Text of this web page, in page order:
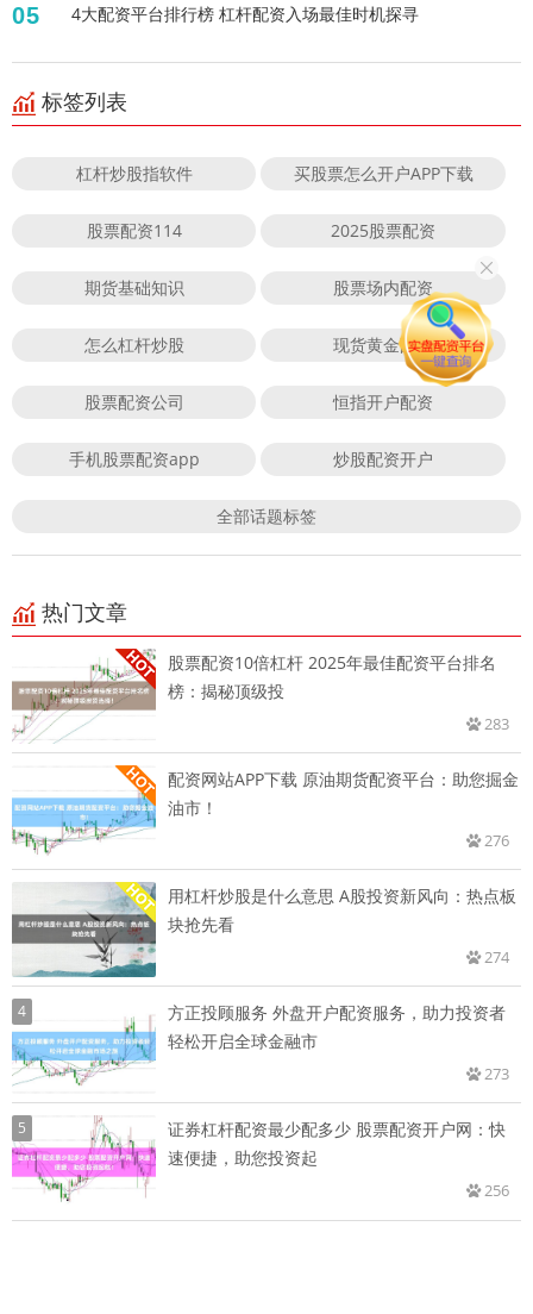
05 4大配资平台排行榜 杠杆配资入场最佳时机探寻
标签列表
杠杆炒股指软件 买股票怎么开户APP下载
股票配资114 2025股票配资
期货基础知识 股票场内配资
怎么杠杆炒股 现货黄金配资
股票配资公司 恒指开户配资
手机股票配资app 炒股配资开户
全部话题标签
热门文章
股票配资10倍杠杆 2025年最佳配资平台排名
榜：揭秘顶级投
283
配资网站APP下载 原油期货配资平台：助您掘金
油市！
276
用杠杆炒股是什么意思 A股投资新风向：热点板
块抢先看
274
4
方正投顾服务 外盘开户配资服务，助力投资者
轻松开启全球金融市
273
5
证券杠杆配资最少配多少 股票配资开户网：快
速便捷，助您投资起
256